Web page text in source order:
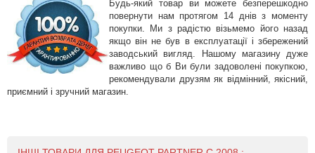
Будь-який товар ви можете безперешкодно
повернути нам протягом 14 днів з моменту
покупки. Ми з радістю візьмемо його назад
якщо він не був в експлуатації і збережений
заводський вигляд. Нашому магазину дуже
важливо що б Ви були задоволені покупкою,
рекомендували друзям як відмінний, якісний,
приємний і зручний магазин.